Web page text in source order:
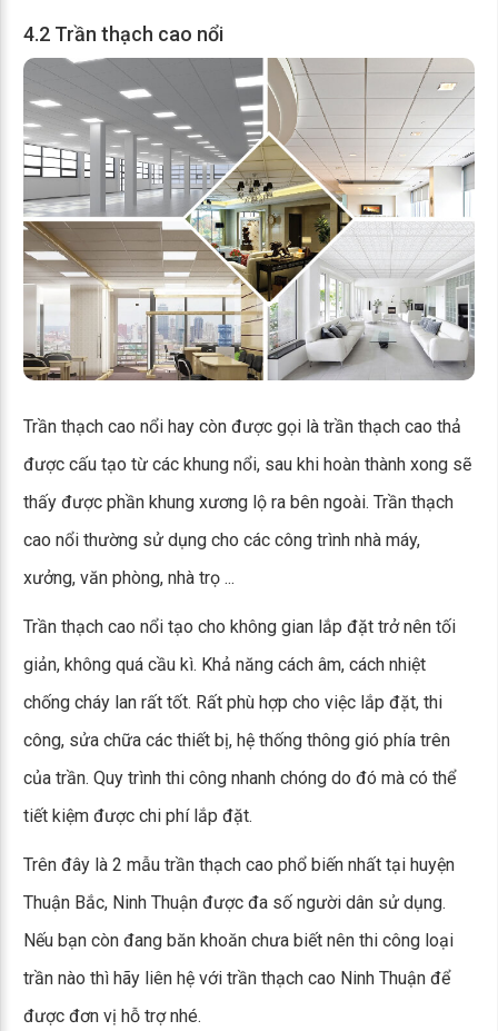
4.2 Trần thạch cao nổi
Trần thạch cao nổi hay còn được gọi là trần thạch cao thả
được cấu tạo từ các khung nổi, sau khi hoàn thành xong sẽ
thấy được phần khung xương lộ ra bên ngoài. Trần thạch
cao nổi thường sử dụng cho các công trình nhà máy,
xưởng, văn phòng, nhà trọ ...
Trần thạch cao nổi tạo cho không gian lắp đặt trở nên tối
giản, không quá cầu kì. Khả năng cách âm, cách nhiệt
chống cháy lan rất tốt. Rất phù hợp cho việc lắp đặt, thi
công, sửa chữa các thiết bị, hệ thống thông gió phía trên
của trần. Quy trình thi công nhanh chóng do đó mà có thể
tiết kiệm được chi phí lắp đặt.
Trên đây là 2 mẫu trần thạch cao phổ biến nhất tại huyện
Thuận Bắc, Ninh Thuận được đa số người dân sử dụng.
Nếu bạn còn đang băn khoăn chưa biết nên thi công loại
trần nào thì hãy liên hệ với trần thạch cao Ninh Thuận để
được đơn vị hỗ trợ nhé.